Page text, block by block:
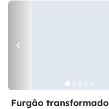
Furgão transformado